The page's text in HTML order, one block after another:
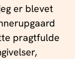
er blevet
pragtfulde